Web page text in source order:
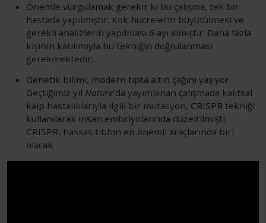
Önemle vurgulamak gerekir ki bu çalışma, tek bir
hastada yapılmıştır. Kok hücrelerin büyütülmesi ve
gerekli analizlerin yapılması 6 ayı almıştır. Daha fazla
kişinin katılımıyla bu tekniğin doğrulanması
gerekmektedir.
Genetik bilimi, modern tıpta altın çağını yaşıyor.
Geçtiğimiz yıl Nature’da yayımlanan çalışmada kalıtsal
kalp hastalıklarıyla ilgili bir mutasyon, CRISPR tekniği
kullanılarak insan embriyolarında düzeltilmişti.
CRISPR, hassas tıbbın en önemli araçlarında biri
olacak.